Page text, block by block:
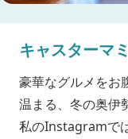
キャスターマミ
豪華なグルメをお
温まる、冬の奥伊
私のInstagramで